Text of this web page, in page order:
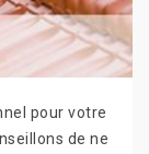
pour votre
de ne